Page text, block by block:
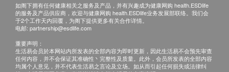
如阁下拥有任何健康相关之服务及产品，并有兴趣成为健康网购 health.ESDlife
的服务及产品供应商，欢迎与健康网购 health.ESDlife业务发展部联络。我们会
于2个工作天内回覆，为阁下提供更多有关合作详情。
电邮: partnership@esdlife.com
重要声明：
生活易会员於本网站内所发表的全部内容为即时更新，因此生活易不会预先审查
任何内容，并不会保证其准确性丶完整性及质量。此外，会员所发表的全部内容
均属个人意见，并不代表生活易之言论及立场。如从而引起任何损失或法律纠